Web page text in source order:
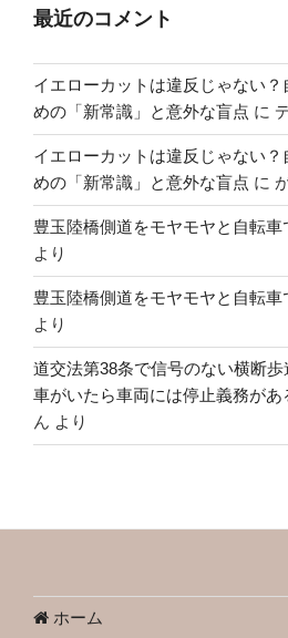
最近のコメント
イエローカットは違反じゃない
めの「新常識」と意外な盲点 に
イエローカットは違反じゃない
めの「新常識」と意外な盲点 に
豊玉陸橋側道をモヤモヤと自転車
より
豊玉陸橋側道をモヤモヤと自転車
より
道交法第38条で信号のない横断
車がいたら車両には停止義務があ
ん より
ホーム